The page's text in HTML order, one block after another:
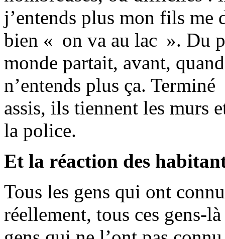
j’entends plus mon fils
bien « on va au lac ». Du
monde partait, avant,
n’entends plus ça.
assis, ils tiennent les murs
la police.
Et la réaction des
Tous les gens qui ont
réellement, tous ces gens-